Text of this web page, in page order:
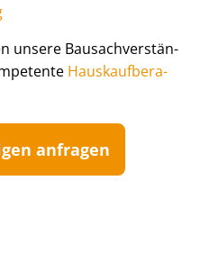
unsere Bau­sach­ver­stän­
Haus­kauf­be­ra­
anfragen